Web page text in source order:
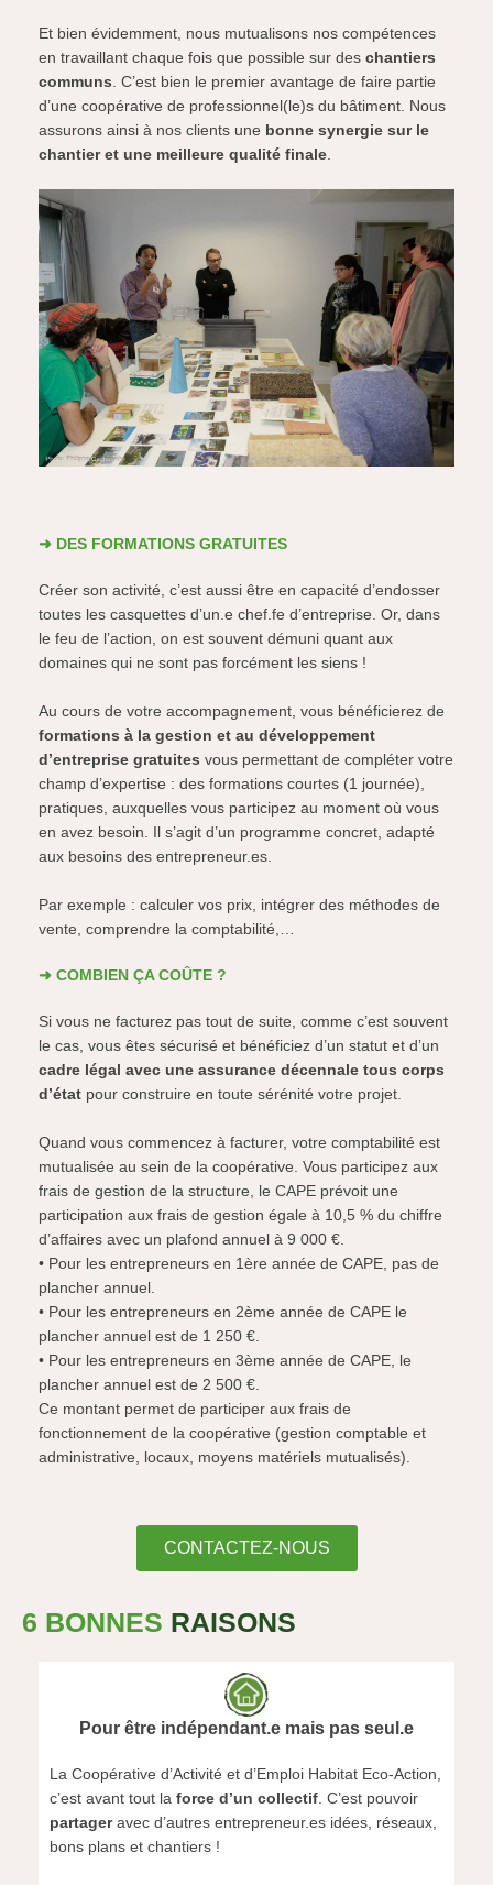
Et bien évidemment, nous mutualisons nos compétences
en travaillant chaque fois que possible sur des chantiers
communs . C’est bien le premier avantage de faire partie
d’une coopérative de professionnel(le)s du bâtiment. Nous
assurons ainsi à nos clients une bonne synergie sur le
chantier et une meilleure qualité finale
➜ DES FORMATIONS GRATUITES
Créer son activité, c’est aussi être en capacité d’endosser
toutes les casquettes d’un.e chef.fe d’entreprise. Or, dans
le feu de l’action, on est souvent démuni quant aux
domaines qui ne sont pas forcément les siens !
Au cours de votre accompagnement, vous bénéficierez de
formations à la gestion et au développement
d’entreprise gratuites vous permettant de compléter votre
champ d’expertise : des formations courtes (1 journée),
pratiques, auxquelles vous participez au moment où vous
en avez besoin. Il s’agit d’un programme concret, adapté
aux besoins des entrepreneur.es.
Par exemple : calculer vos prix, intégrer des méthodes de
vente, comprendre la comptabilité,…
➜ COMBIEN ÇA COÛTE ?
Si vous ne facturez pas tout de suite, comme c’est souvent
le cas, vous êtes sécurisé et bénéficiez d’un statut et d’un
cadre légal avec une assurance décennale tous corps
d’état pour construire en toute sérénité votre projet.
Quand vous commencez à facturer, votre comptabilité est
mutualisée au sein de la coopérative. Vous participez aux
frais de gestion de la structure, le CAPE prévoit une
participation aux frais de gestion égale à 10,5 % du chiffre
d’affaires avec un plafond annuel à 9 000 €.
• Pour les entrepreneurs en 1ère année de CAPE, pas de
plancher annuel.
• Pour les entrepreneurs en 2ème année de CAPE le
plancher annuel est de 1 250 €.
• Pour les entrepreneurs en 3ème année de CAPE, le
plancher annuel est de 2 500 €.
Ce montant permet de participer aux frais de
fonctionnement de la coopérative (gestion comptable et
administrative, locaux, moyens matériels mutualisés).
CONTACTEZ-NOUS
6 BONNES RAISONS
Pour être indépendant.e mais pas seul.e
La Coopérative d’Activité et d’Emploi Habitat Eco-Action,
c’est avant tout la force d’un collectif . C’est pouvoir
partageravec d’autres entrepreneur.es idées, réseaux,
bons plans et chantiers !